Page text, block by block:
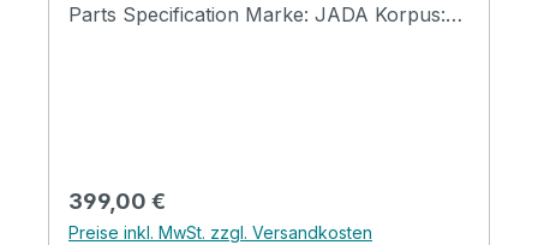
Parts Specification Marke: JADA Korpus:
Regulärer Preis:
399,00 €
Preise inkl. MwSt. zzgl. Versandkosten